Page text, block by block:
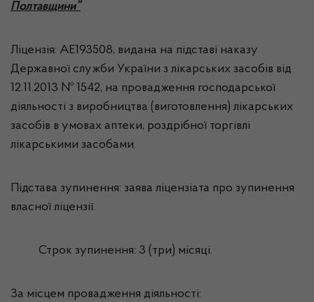
Полтавщини”
Ліцензія: АЕ193508, видана на підставі наказу
Державної служби України з лікарських засобів від
12.11.2013 № 1542, на провадження господарської
діяльності з виробництва (виготовлення) лікарських
засобів в умовах аптеки, роздрібної торгівлі
лікарськими засобами.
Підстава зупинення: заява ліцензіата про зупинення
власної ліцензії.
Строк зупинення: 3 (три) місяці.
За місцем провадження діяльності: